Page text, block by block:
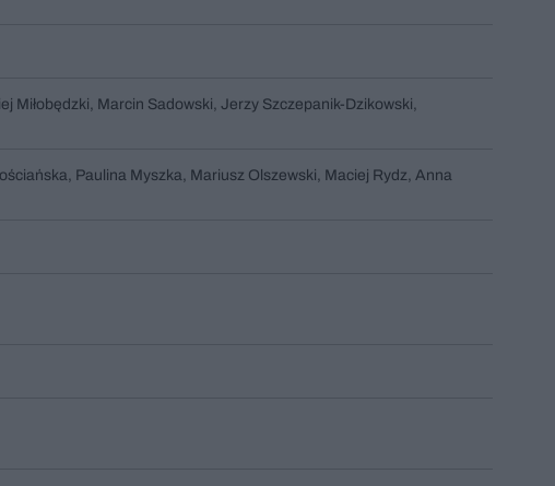
Miłobędzki, Marcin Sadowski, Jerzy Szczepanik-Dzikowski,
Paulina Myszka, Mariusz Olszewski, Maciej Rydz, Anna